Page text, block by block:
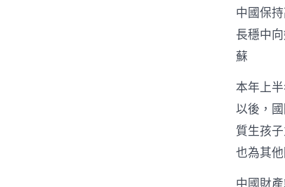
中國保
長穩中
蘇
本年上
以後，
質生孩
也為其